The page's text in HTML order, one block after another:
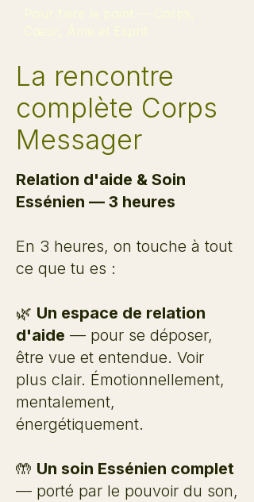
La rencontre
complète Corps
Messager
Relation d'aide & Soin
Essénien — 3 heures
En 3 heures, on touche à tout
ce que tu es :
🌿 Un espace de relation
d'aide — pour se déposer,
être vue et entendue. Voir
plus clair. Émotionnellement,
mentalement,
énergétiquement.
🤲 Un soin Essénien complet
— porté par le pouvoir du son,